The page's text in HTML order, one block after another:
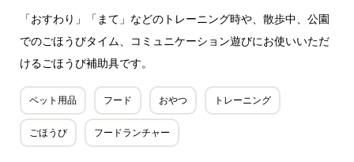
「おすわり」「まて」などのトレーニング時や、散歩中、公園
でのごほうびタイム、コミュニケーション遊びにお使いいただ
けるごほうび補助具です。
ペット用品 フード おやつ トレーニング
ごほうび フードランチャー